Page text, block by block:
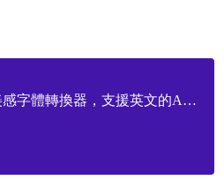
換器，支援英文的A-Z美感字母和數字